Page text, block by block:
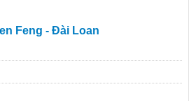
Feng - Đài Loan